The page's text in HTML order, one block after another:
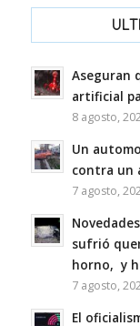
Aseguran
artificial
8 agosto,
Un
contra un
7 agosto,
sufrió
horno, y
7 agosto,
El